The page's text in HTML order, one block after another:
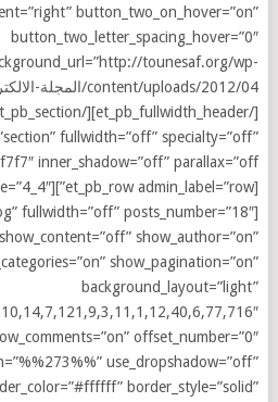
button_two_on_hover=”on”
button_two_letter_spacing_hover=”0″
tounesaf.org/wp-
fullwidth=”off” specialty=”off”
fullwidth=”off” posts_number=”18″
show_author=”on”
show_pagination=”on”
background_layout=”light”
offset_number=”0″
use_dropshadow=”off”
border_style=”solid”